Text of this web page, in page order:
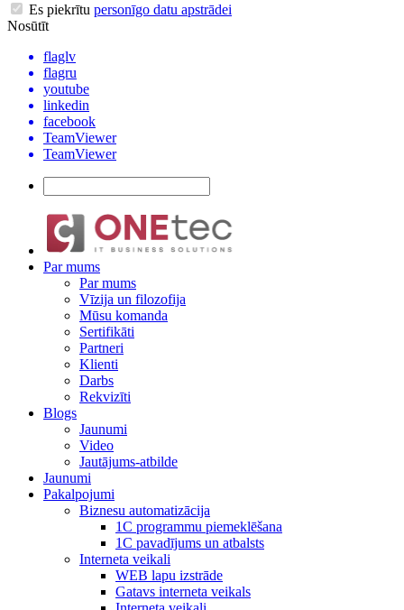
Es piekrītu personīgo datu apstrādei
Nosūtīt
flaglv
flagru
youtube
linkedin
facebook
TeamViewer
TeamViewer
Par mums
Par mums
Vīzija un filozofija
Mūsu komanda
Sertifikāti
Partneri
Klienti
Darbs
Rekvizīti
Blogs
Jaunumi
Video
Jautājums-atbilde
Jaunumi
Pakalpojumi
Biznesu automatizācija
1С programmu piemeklēšana
1С pavadījums un atbalsts
Interneta veikali
WEB lapu izstrāde
Gatavs interneta veikals